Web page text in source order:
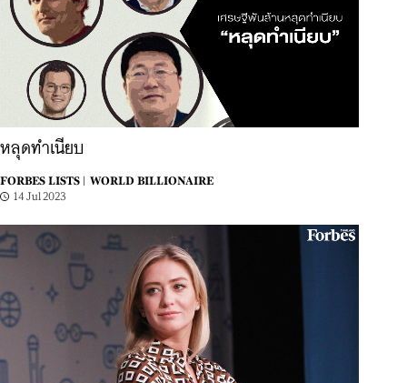
หลุดทำเนียบ
FORBES LISTS |
WORLD BILLIONAIRE
14 Jul 2023